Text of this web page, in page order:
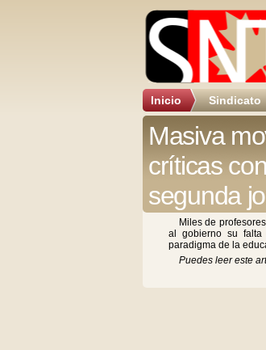
Inicio Sindicato
Masiva
críticas
segunda
Miles de
al gobierno su falta
paradigma de la
Puedes leer este